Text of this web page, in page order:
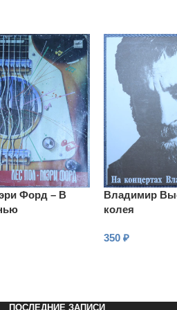
Форд – В
Владимир
колея
350 ₽
ПОСЛЕДНИЕ ЗАПИСИ